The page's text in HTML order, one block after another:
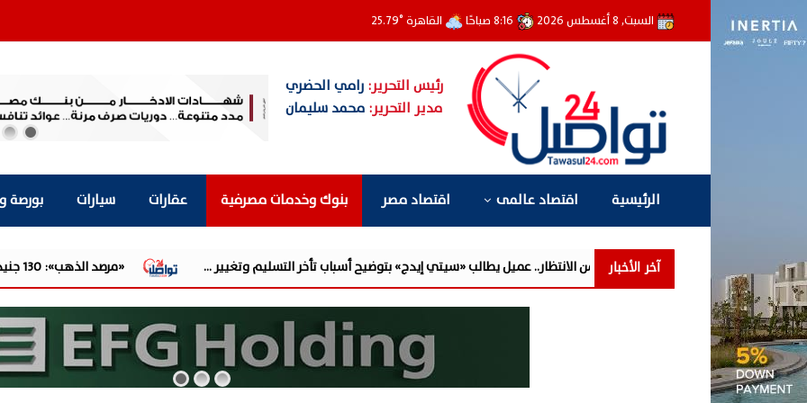
السبت, 8 أغسطس 2026 القاهرة°
25.79
رئيس التحرير:رامي الحضري
مدير التحرير: محمد سليمان
الرئيسية اقتصاد عالمى اقتصاد مصر بنوك وخدمات مصرفية عقارات سيارات بورصة
آخر الأخبار
إلى عامين من الانتظار.. عميل يطالب «سيتي إيدج» بتوضيح أسباب تأخر التسليم وتغيير ... «مرصد الذهب»: 130 جنيهًا قفزة في أسعار الذهب.. وبيانات الوظائف الأمريكية الضعيفة تدفع الأوقية لأقوى ...